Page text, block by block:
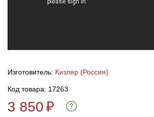
Изготовитель: Кизляр (Россия)
Код товара: 17263
3 850₽
Полочки для лука
Кликеры для лука
Плунжеры для лука
Ножи складные